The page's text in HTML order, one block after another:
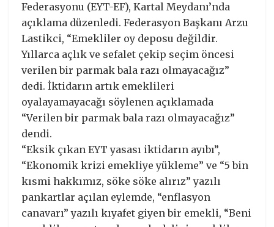
Federasyonu (EYT-EF), Kartal Meydanı’nda
açıklama düzenledi. Federasyon Başkanı Arzu
Lastikci, “Emekliler oy deposu değildir.
Yıllarca açlık ve sefalet çekip seçim öncesi
verilen bir parmak bala razı olmayacağız”
dedi. İktidarın artık emeklileri
oyalayamayacağı söylenen açıklamada
“Verilen bir parmak bala razı olmayacağız”
dendi.
“Eksik çıkan EYT yasası iktidarın ayıbı”,
“Ekonomik krizi emekliye yükleme” ve “5 bin
kısmi hakkımız, söke söke alırız” yazılı
pankartlar açılan eylemde, “enflasyon
canavarı” yazılı kıyafet giyen bir emekli, “Beni